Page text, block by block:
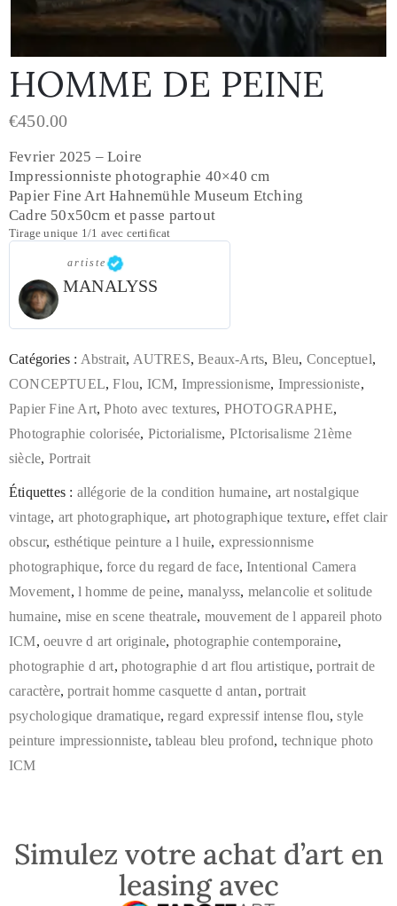
HOMME DE PEINE
€450.00
Fevrier 2025 – Loire
Impressionniste photographie 40×40 cm
Papier Fine Art Hahnemühle Museum Etching
Cadre 50x50cm et passe partout
Tirage unique 1/1 avec certificat
artiste
MANALYSS
Catégories : Abstrait, AUTRES,Beaux-Arts, Bleu, Conceptuel,
CONCEPTUEL,Flou, ICM, Impressionisme, Impressioniste,
Papier Fine Art,Photo avec textures, PHOTOGRAPHE,
Photographie colorisée, Pictorialisme, PIctorisalisme 21ème
siècle, Portrait
Étiquettes : allégorie de la condition humaine, art nostalgique
vintage, art photographique, art photographique texture,effet clair
obscur, esthétique peinture a l huile, expressionnisme
photographique,force du regard de face,Intentional Camera
Movement,l homme de peine, manalyss, melancolie et solitude
humaine, mise en scene theatrale, mouvement de l appareil photo
ICM,oeuvre d art originale, photographie contemporaine,
photographie d art,photographie d art flou artistique,portrait de
caractère,portrait homme casquette d antan,portrait
psychologique dramatique,regard expressif intense flou,style
peinture impressionniste,tableau bleu profond, technique photo
ICM
Simulez votre achat d’art en
leasing avec